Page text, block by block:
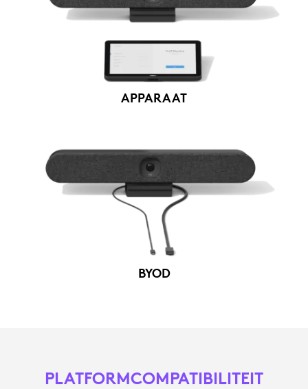
APPARAAT
BYOD
PLATFORMCOMPATIBILITEIT